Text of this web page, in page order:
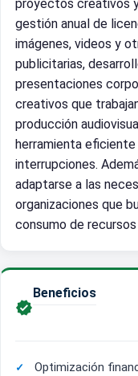
proyectos creativos
gestión anual de
imágenes, videos y
publicitarias,
presentaciones
creativos que
producción
herramienta
interrupciones.
adaptarse a las
organizaciones que
consumo de

Beneficios
Optimización